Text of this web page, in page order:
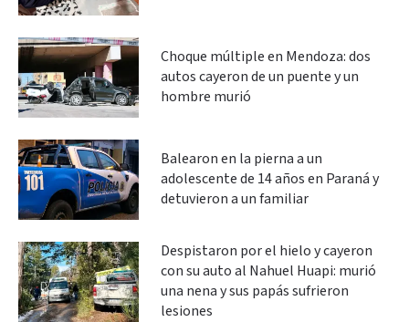
Choque múltiple en Mendoza: dos
autos cayeron de un puente y un
hombre murió
Balearon en la pierna a un
adolescente de 14 años en Paraná y
detuvieron a un familiar
Despistaron por el hielo y cayeron
con su auto al Nahuel Huapi: murió
una nena y sus papás sufrieron
lesiones